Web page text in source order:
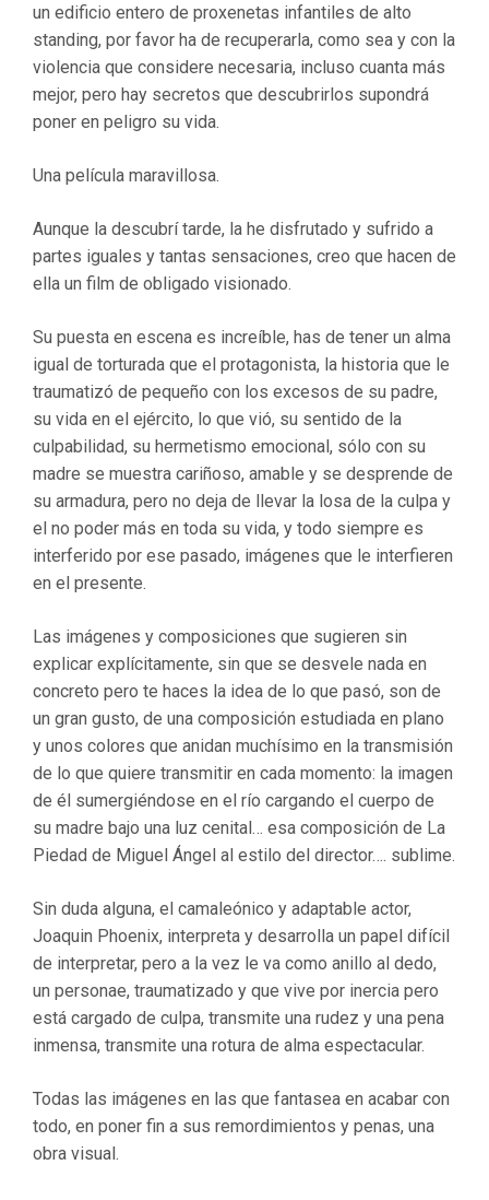
un edificio entero de proxenetas infantiles de alto
standing, por favor ha de recuperarla, como sea y con la
violencia que considere necesaria, incluso cuanta más
mejor, pero hay secretos que descubrirlos supondrá
poner en peligro su vida.
Una película maravillosa.
Aunque la descubrí tarde, la he disfrutado y sufrido a
partes iguales y tantas sensaciones, creo que hacen de
ella un film de obligado visionado.
Su puesta en escena es increíble, has de tener un alma
igual de torturada que el protagonista, la historia que le
traumatizó de pequeño con los excesos de su padre,
su vida en el ejército, lo que vió, su sentido de la
culpabilidad, su hermetismo emocional, sólo con su
madre se muestra cariñoso, amable y se desprende de
su armadura, pero no deja de llevar la losa de la culpa y
el no poder más en toda su vida, y todo siempre es
interferido por ese pasado, imágenes que le interfieren
en el presente.
Las imágenes y composiciones que sugieren sin
explicar explícitamente, sin que se desvele nada en
concreto pero te haces la idea de lo que pasó, son de
un gran gusto, de una composición estudiada en plano
y unos colores que anidan muchísimo en la transmisión
de lo que quiere transmitir en cada momento: la imagen
de él sumergiéndose en el río cargando el cuerpo de
su madre bajo una luz cenital… esa composición de La
Piedad de Miguel Ángel al estilo del director…. sublime.
Sin duda alguna, el camaleónico y adaptable actor,
Joaquin Phoenix, interpreta y desarrolla un papel difícil
de interpretar, pero a la vez le va como anillo al dedo,
un personae, traumatizado y que vive por inercia pero
está cargado de culpa, transmite una rudez y una pena
inmensa, transmite una rotura de alma espectacular.
Todas las imágenes en las que fantasea en acabar con
todo, en poner fin a sus remordimientos y penas, una
obra visual.